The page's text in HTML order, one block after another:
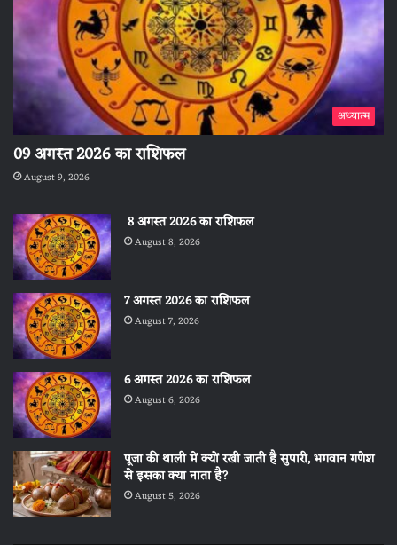
अध्यात्म
09 अगस्त 2026 का राशिफल
August 9, 2026
8 अगस्त 2026 का राशिफल
August 8, 2026
7 अगस्त 2026 का राशिफल
August 7, 2026
6 अगस्त 2026 का राशिफल
August 6, 2026
पूजा की थाली में क्यों रखी जाती है सुपारी, भगवान गणेश
से इसका क्या नाता है?
August 5, 2026